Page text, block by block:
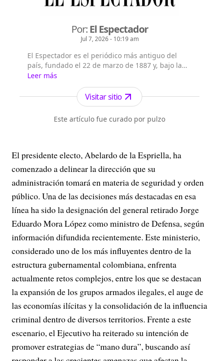
Por:El Espectador
Jul 7, 2026 - 10:19 am
El Espectador es el periódico más antiguo del
país, fundado el 22 de marzo de 1887 y, bajo la
dirección de Fidel Cano, es considerado uno de
los periódicos más serios y profesionales por su
independencia, credibilidad y objetividad.
Leer más
Visitar sitio
Este artículo fue curado por pulzo
El presidente electo, Abelardo de la Espriella, ha
comenzado a delinear la dirección que su
administración tomará en materia de seguridad y orden
público. Una de las decisiones más destacadas en esa
línea ha sido la designación del general retirado Jorge
Eduardo Mora López como ministro de Defensa, según
información difundida recientemente. Este ministerio,
considerado uno de los más influyentes dentro de la
estructura gubernamental colombiana, enfrenta
actualmente retos complejos, entre los que se destacan
la expansión de los grupos armados ilegales, el auge de
las economías ilícitas y la consolidación de la influencia
criminal dentro de diversos territorios. Frente a este
escenario, el Ejecutivo ha reiterado su intención de
promover estrategias de “mano dura”, buscando así